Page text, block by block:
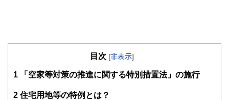
目次 [非表示]
1 「空家等対策の推進に関する特別措置法」の施行
2 住宅用地等の特例とは？